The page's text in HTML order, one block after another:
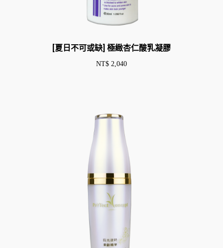
[夏日不可或缺] 極緻杏仁酸乳凝膠
NT$ 2,040